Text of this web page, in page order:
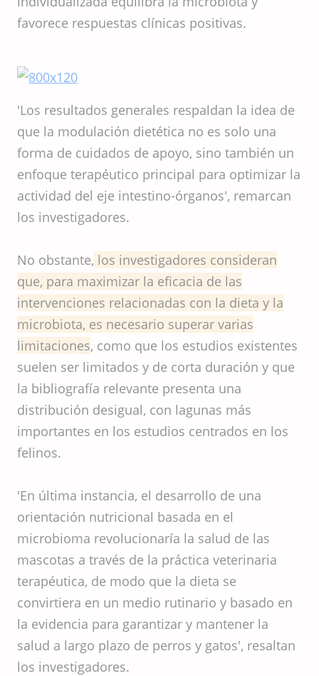
favorece respuestas clínicas positivas.
'Los resultados generales respaldan la idea de
que la modulación dietética no es solo una
forma de cuidados de apoyo, sino también un
enfoque terapéutico principal para optimizar la
actividad del eje intestino-órganos', remarcan
los investigadores.
No obstante, los investigadores consideran
que, para maximizar la eficacia de las
intervenciones relacionadas con la dieta y la
microbiota, es necesario superar varias
limitaciones, como que los estudios existentes
suelen ser limitados y de corta duración y que
la bibliografía relevante presenta una
distribución desigual, con lagunas más
importantes en los estudios centrados en los
felinos.
'En última instancia, el desarrollo de una
orientación nutricional basada en el
microbioma revolucionaría la salud de las
mascotas a través de la práctica veterinaria
terapéutica, de modo que la dieta se
convirtiera en un medio rutinario y basado en
la evidencia para garantizar y mantener la
salud a largo plazo de perros y gatos', resaltan
los investigadores.